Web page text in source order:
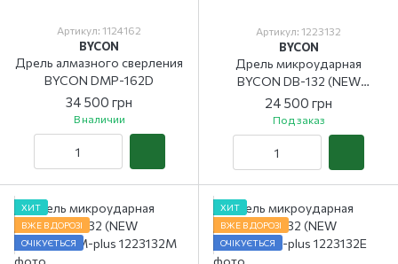
Артикул: 1124162
BYCON
Дрель алмазного сверления
BYCON DMP-162D
34 500 грн
В наличии
Артикул: 1223132
BYCON
Дрель микроударная
BYCON DB-132 (NEW
VERSION)
24 500 грн
Под заказ
ХИТ
ВЖЕ В ДОРОЗІ
ОЧІКУЄТЬСЯ
ХИТ
ВЖЕ В ДОРОЗІ
ОЧІКУЄТЬСЯ